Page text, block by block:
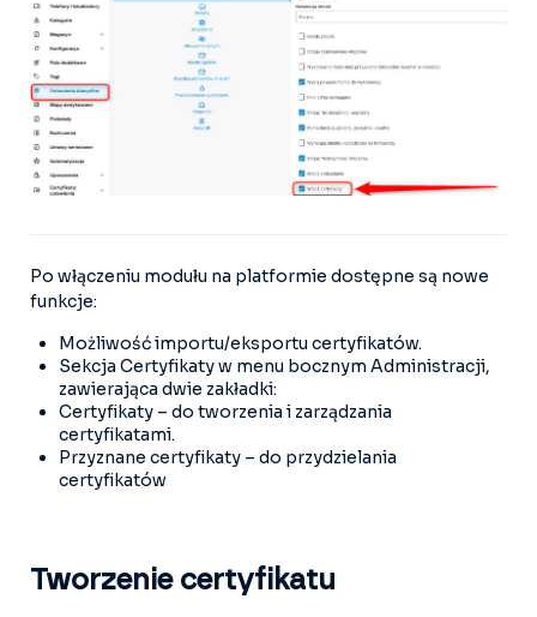
Po włączeniu modułu na platformie dostępne są nowe
funkcje:
Możliwość importu/eksportu certyfikatów.
Sekcja Certyfikaty w menu bocznym Administracji,
zawierająca dwie zakładki:
Certyfikaty – do tworzenia i zarządzania
certyfikatami.
Przyznane certyfikaty – do przydzielania
certyfikatów
Tworzenie certyfikatu